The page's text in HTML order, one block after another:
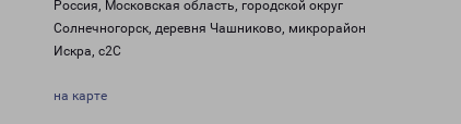
Россия, Московская область, городской округ
Солнечногорск, деревня Чашниково, микрорайон
Искра, с2С
на карте